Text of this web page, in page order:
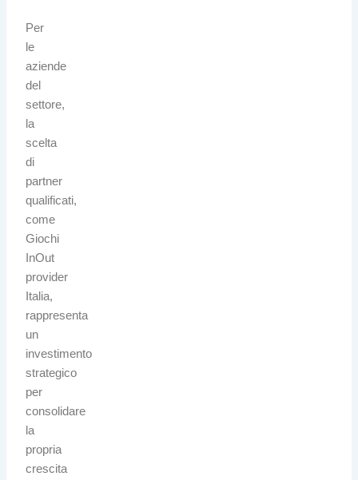
Per
le
aziende
del
settore,
la
scelta
di
partner
qualificati,
come
Giochi
InOut
provider
Italia,
rappresenta
un
investimento
strategico
per
consolidare
la
propria
crescita